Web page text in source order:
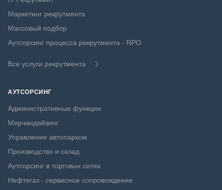
Маркетинг рекрутмента
Массовый подбор
Аутсорсинг процесса рекрутмента - RPO
Все услуги рекрутмента
АУТСОРСИНГ
Административные функции
Мерчандайзинг
Управление автопарком
Производство и склад
Аутсорсинг в торговых сетях
Нефтегаз - сервисное сопровождение